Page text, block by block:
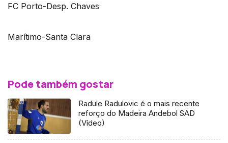
FC Porto-Desp. Chaves
Marítimo-Santa Clara
Pode também gostar
Radule Radulovic é o mais recente
reforço do Madeira Andebol SAD
(Vídeo)